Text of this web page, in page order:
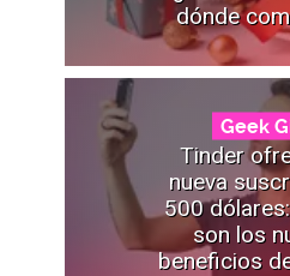
dónde
Geek
Tinder
nueva
500
son los
beneficios de